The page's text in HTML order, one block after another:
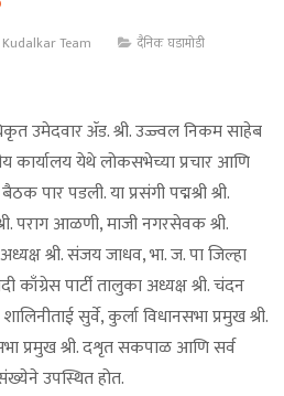
Team
दैनिक घडामोडी
उमेदवार ॲड. श्री. उज्ज्वल निकम साहेब
कार्यालय येथे लोकसभेच्या प्रचार आणि
पार पडली. या प्रसंगी पद्मश्री श्री.
पराग आळणी, माजी नगरसेवक श्री.
श्री. संजय जाधव, भा. ज. पा जिल्हा
काँग्रेस पार्टी तालुका अध्यक्ष श्री. चंदन
सुर्वे, कुर्ला विधानसभा प्रमुख श्री.
प्रमुख श्री. दशृत सकपाळ आणि सर्व
उपस्थित होत.